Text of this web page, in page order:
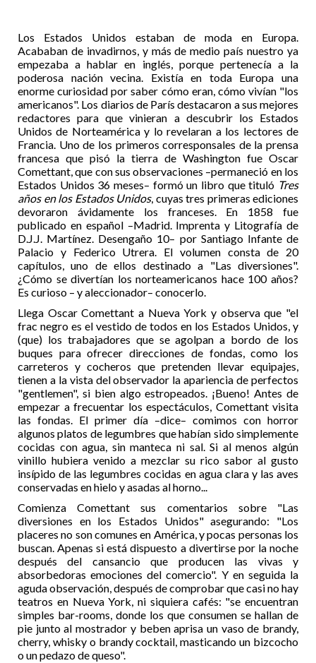
Los Estados Unidos estaban de moda en Europa.
Acababan de invadirnos, y más de medio país nuestro ya
empezaba a hablar en inglés, porque pertenecía a la
poderosa nación vecina. Existía en toda Europa una
enorme curiosidad por saber cómo eran, cómo vivían "los
americanos". Los diarios de París destacaron a sus mejores
redactores para que vinieran a descubrir los Estados
Unidos de Norteamérica y lo revelaran a los lectores de
Francia. Uno de los primeros corresponsales de la prensa
francesa que pisó la tierra de Washington fue Oscar
Comettant, que con sus observaciones –permaneció en los
Estados Unidos 36 meses– formó un libro que tituló Tres
años en los Estados Unidos, cuyas tres primeras ediciones
devoraron ávidamente los franceses. En 1858 fue
publicado en español –Madrid. Imprenta y Litografía de
D.J.J. Martínez. Desengaño 10– por Santiago Infante de
Palacio y Federico Utrera. El volumen consta de 20
capítulos, uno de ellos destinado a "Las diversiones".
¿Cómo se divertían los norteamericanos hace 100 años?
Es curioso – y aleccionador– conocerlo.
Llega Oscar Comettant a Nueva York y observa que "el
frac negro es el vestido de todos en los Estados Unidos, y
(que) los trabajadores que se agolpan a bordo de los
buques para ofrecer direcciones de fondas, como los
carreteros y cocheros que pretenden llevar equipajes,
tienen a la vista del observador la apariencia de perfectos
"gentlemen", si bien algo estropeados. ¡Bueno! Antes de
empezar a frecuentar los espectáculos, Comettant visita
las fondas. El primer día –dice– comimos con horror
algunos platos de legumbres que habían sido simplemente
cocidas con agua, sin manteca ni sal. Si al menos algún
vinillo hubiera venido a mezclar su rico sabor al gusto
insípido de las legumbres cocidas en agua clara y las aves
conservadas en hielo y asadas al horno...
Comienza Comettant sus comentarios sobre "Las
diversiones en los Estados Unidos" asegurando: "Los
placeres no son comunes en América, y pocas personas los
buscan. Apenas si está dispuesto a divertirse por la noche
después del cansancio que producen las vivas y
absorbedoras emociones del comercio". Y en seguida la
aguda observación, después de comprobar que casi no hay
teatros en Nueva York, ni siquiera cafés: "se encuentran
simples bar-rooms, donde los que consumen se hallan de
pie junto al mostrador y beben aprisa un vaso de brandy,
cherry, whisky o brandy cocktail, masticando un bizcocho
o un pedazo de queso".